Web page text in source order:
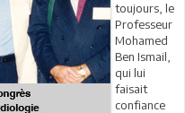
toujours, le
Professeur
Mohamed
Ben Ismail,
qui lui
faisait
confiance